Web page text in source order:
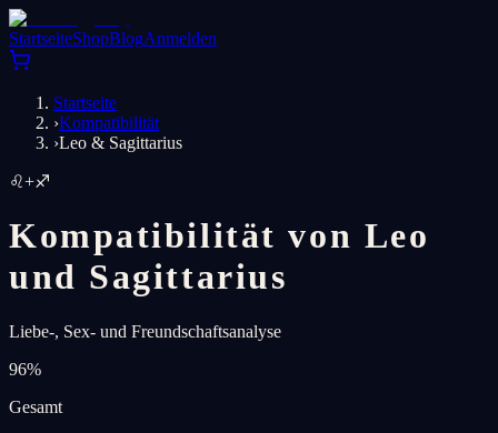
StartseiteShopBlogAnmelden
Startseite
›Kompatibilität
›Leo & Sagittarius
♌+♐
Kompatibilität von Leo
und Sagittarius
Liebe-, Sex- und Freundschaftsanalyse
96%
Gesamt